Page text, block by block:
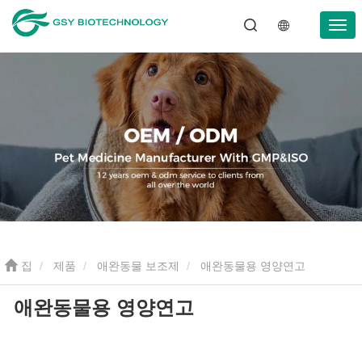
집 제품 애완동물 보조제 애완동물용 영양연고
애완동물용 영양연고